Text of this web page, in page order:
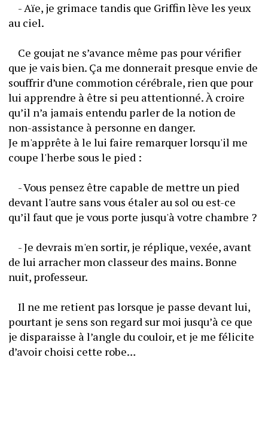
	- Aïe, je grimace tandis que Griffin lève les yeux
au ciel.
	Ce goujat ne s’avance même pas pour vérifier
que je vais bien. Ça me donnerait presque envie de
souffrir d’une commotion cérébrale, rien que pour
lui apprendre à être si peu attentionné. À croire
qu’il n’a jamais entendu parler de la notion de
non-assistance à personne en danger.
Je m'apprête à le lui faire remarquer lorsqu'il me
coupe l'herbe sous le pied :
	- Vous pensez être capable de mettre un pied
devant l'autre sans vous étaler au sol ou est-ce
qu’il faut que je vous porte jusqu'à votre chambre ?
	- Je devrais m'en sortir, je réplique, vexée, avant
de lui arracher mon classeur des mains. Bonne
nuit, professeur.
	Il ne me retient pas lorsque je passe devant lui,
pourtant je sens son regard sur moi jusqu’à ce que
je disparaisse à l’angle du couloir, et je me félicite
d’avoir choisi cette robe…